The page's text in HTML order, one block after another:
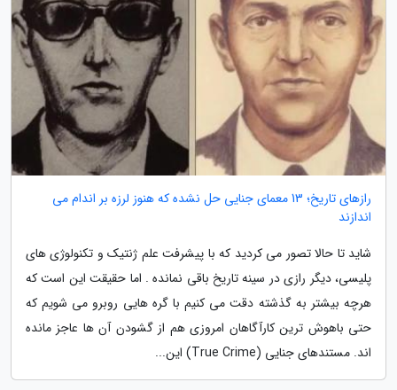
رازهای تاریخ؛ 13 معمای جنایی حل نشده که هنوز لرزه بر اندام می
اندازند
شاید تا حالا تصور می کردید که با پیشرفت علم ژنتیک و تکنولوژی های
پلیسی، دیگر رازی در سینه تاریخ باقی نمانده . اما حقیقت این است که
هرچه بیشتر به گذشته دقت می کنیم با گره هایی روبرو می شویم که
حتی باهوش ترین کارآگاهان امروزی هم از گشودن آن ها عاجز مانده
اند. مستندهای جنایی (True Crime) این...